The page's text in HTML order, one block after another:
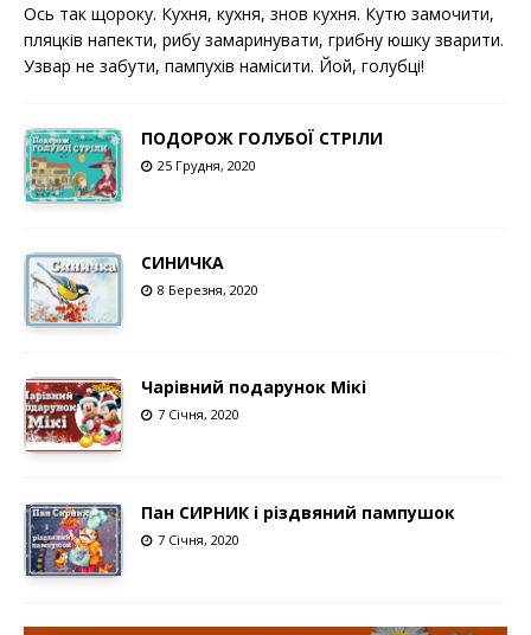
Ось так щороку. Кухня, кухня, знов кухня. Кутю замочити,
пляцків напекти, рибу замаринувати, грибну юшку зварити.
Узвар не забути, пампухів намісити. Йой, голубці!
ПОДОРОЖ ГОЛУБОЇ СТРІЛИ
25 Грудня, 2020
СИНИЧКА
8 Березня, 2020
Чарівний подарунок Мікі
7 Січня, 2020
Пан СИРНИК і різдвяний пампушок
7 Січня, 2020